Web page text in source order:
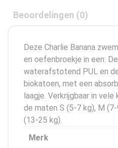
Beoordelingen (0)
Deze Charlie Banana
en oefenbroekje in een:
waterafstotend PUL en
biokatoen, met een
laagje. Verkrijgbaar in vele
de maten S (5-7 kg), M
(13-25 kg).
Merk